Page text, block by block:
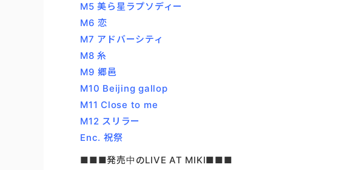
M5 美ら星ラプソディー
M6 恋
M7 アドバーシティ
M8 糸
M9 郷邑
M10 Beijing gallop
M11 Close to me
M12 スリラー
Enc. 祝祭
■■■発売中のLIVE AT MIKI■■■